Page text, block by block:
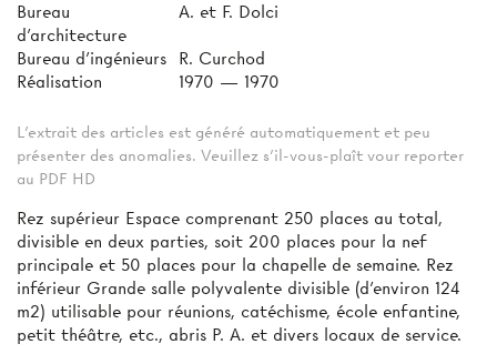
Bureau
d'architecture
A. et F. Dolci
Bureau d'ingénieurs
R. Curchod
Réalisation
1970 — 1970
L'extrait des articles est généré automatiquement et peu
présenter des anomalies. Veuillez s'il-vous-plaît vour reporter
au PDF HD
Rez supérieur Espace comprenant 250 places au total,
divisible en deux parties, soit 200 places pour la nef
principale et 50 places pour la chapelle de semaine. Rez
inférieur Grande salle polyvalente divisible (d'environ 124
m2) utilisable pour réunions, catéchisme, école enfantine,
petit théâtre, etc., abris P. A. et divers locaux de service.